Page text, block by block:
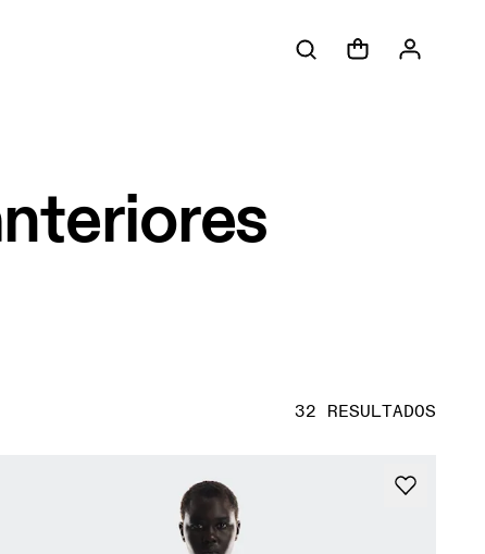
32 RESULTADOS